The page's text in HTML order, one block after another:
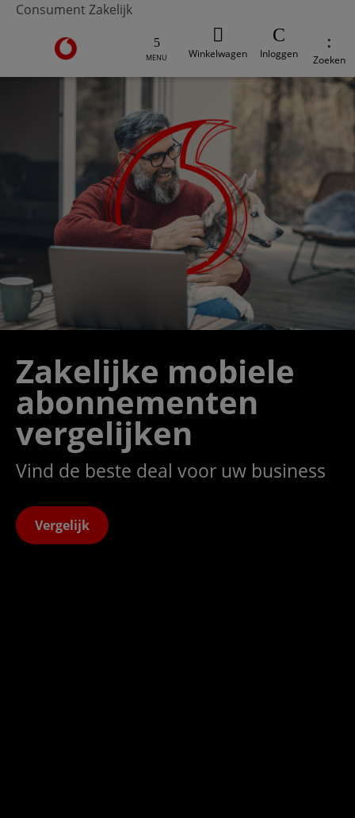
Consument Zakelijk
Ga naar de Vodafone homepage
MENU Winkelwagen Inloggen Zoeken
Zakelijke mobiele
abonnementen
vergelijken
Vind de beste deal voor uw business
Vergelijk